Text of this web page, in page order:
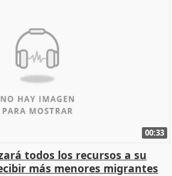
00:33
todos los recursos a su
más menores migrantes